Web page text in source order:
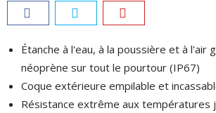
Étanche à l'eau, à la poussière et à l'air
néoprène sur tout le pourtour (IP67)
Coque extérieure empilable et
Résistance extrême aux températures